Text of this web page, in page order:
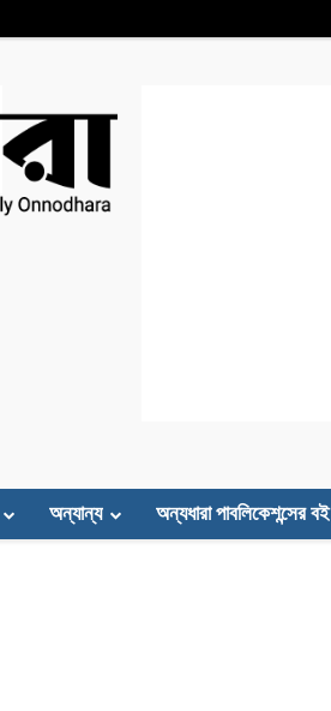
অন্যান্য অন্যধারা পাবলিকেশন্সের বই